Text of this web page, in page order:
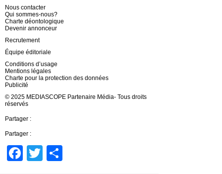
Nous contacter
Qui sommes-nous?
Charte déontologique
Devenir annonceur
Recrutement
Équipe éditoriale
Conditions d’usage
Mentions légales
Charte pour la protection des données
Publicité
© 2025 MEDIASCOPE Partenaire Média- Tous droits
réservés
Partager :
Partager :
Facebook
Twitter